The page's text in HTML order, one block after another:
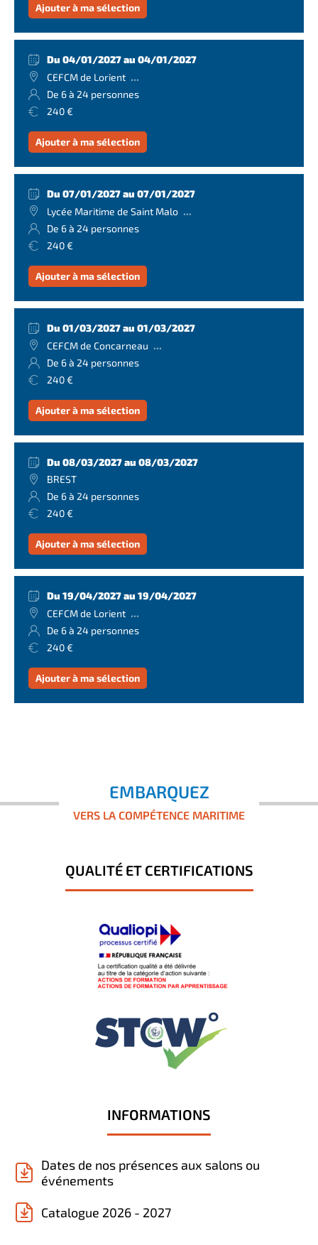
Ajouter à ma sélection
Du 04/01/2027 au 04/01/2027
CEFCM de Lorient ...
De 6 à 24 personnes
240 €
Ajouter à ma sélection
Du 07/01/2027 au 07/01/2027
Lycée Maritime de Saint Malo ...
De 6 à 24 personnes
240 €
Ajouter à ma sélection
Du 01/03/2027 au 01/03/2027
CEFCM de Concarneau ...
De 6 à 24 personnes
240 €
Ajouter à ma sélection
Du 08/03/2027 au 08/03/2027
BREST
De 6 à 24 personnes
240 €
Ajouter à ma sélection
Du 19/04/2027 au 19/04/2027
CEFCM de Lorient ...
De 6 à 24 personnes
240 €
Ajouter à ma sélection
EMBARQUEZ
VERS LA COMPÉTENCE MARITIME
QUALITÉ ET CERTIFICATIONS
INFORMATIONS
Dates de nos présences aux salons ou
événements
Catalogue 2026 - 2027